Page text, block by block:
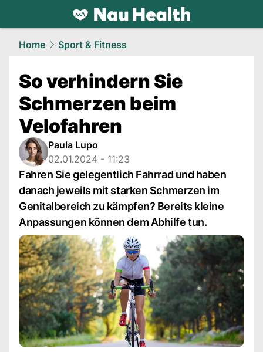
health.NAU.ch
Home Sport & Fitness
So verhindern Sie
Schmerzen beim
Velofahren
Paula Lupo
02.01.2024 - 11:23
Fahren Sie gelegentlich Fahrrad und haben
danach jeweils mit starken Schmerzen im
Genitalbereich zu kämpfen? Bereits kleine
Anpassungen können dem Abhilfe tun.